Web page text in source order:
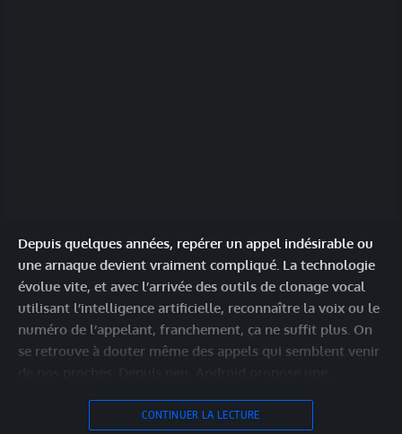
Depuis quelques années, repérer un appel indésirable ou
une arnaque devient vraiment compliqué. La technologie
évolue vite, et avec l’arrivée des outils de clonage vocal
utilisant l’intelligence artificielle, reconnaître la voix ou le
numéro de l’appelant, franchement, ça ne suffit plus. On
se retrouve à douter même des appels qui semblent venir
CONTINUER LA LECTURE